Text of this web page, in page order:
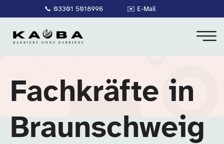
📞 03301 5018996 ✉️ E-Mail
Fachkräfte in
Braunschweig